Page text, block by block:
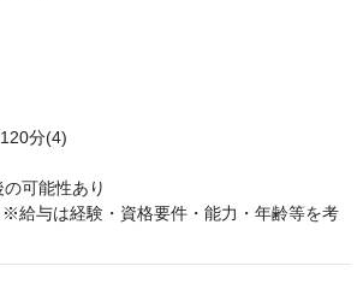
分(4)
可能性あり
給与は経験・資格要件・能力・年齢等を考